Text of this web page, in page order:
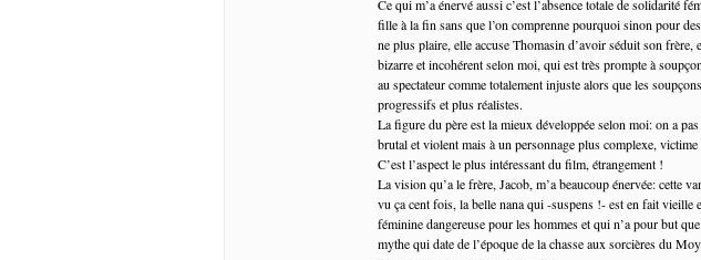
Ce qui m’a énervé aussi c’est l’absence totale de solidarité
fille à la fin sans que l’on comprenne pourquoi sinon pour
ne plus plaire, elle accuse Thomasin d’avoir séduit son frère,
bizarre et incohérent selon moi, qui est très prompte à
au spectateur comme totalement injuste alors que les
progressifs et plus réalistes.
La figure du père est la mieux développée selon moi: on a
brutal et violent mais à un personnage plus complexe, victime
C’est l’aspect le plus intéressant du film, étrangement !
La vision qu’a le frère, Jacob, m’a beaucoup énervée: cette
vu ça cent fois, la belle nana qui -suspens !- est en fait
féminine dangereuse pour les hommes et qui n’a pour but
mythe qui date de l’époque de la chasse aux sorcières du